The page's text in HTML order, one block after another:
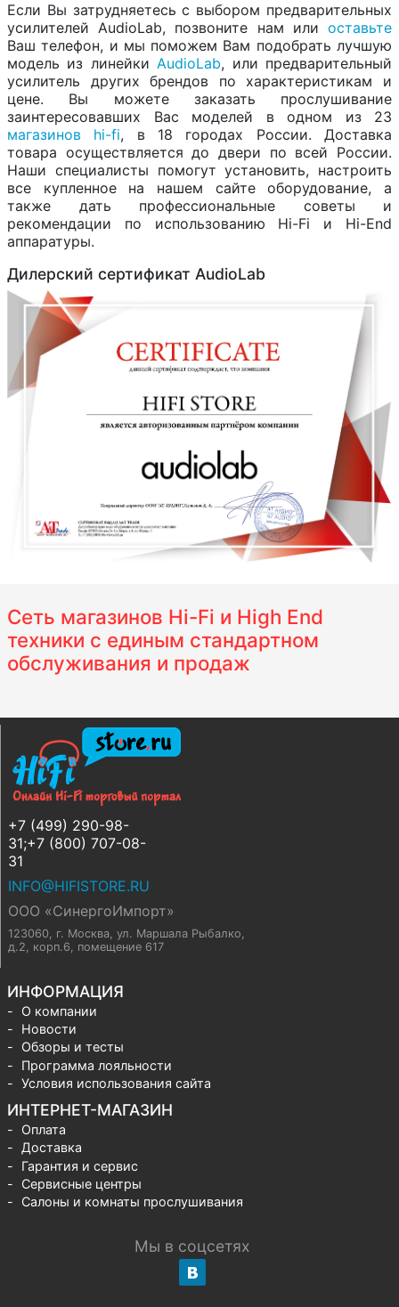
Если Вы затрудняетесь с выбором предварительных
усилителей AudioLab, позвоните нам или оставьте
Ваш телефон, и мы поможем Вам подобрать лучшую
модель из линейкиAudioLab, или предварительный
усилитель других брендов по характеристикам и
цене. Вы можете заказать прослушивание
заинтересовавших Вас моделей в одном из 23
магазинов hi-fi, в 18 городах России. Доставка
товара осуществляется до двери по всей России.
Наши специалисты помогут установить, настроить
все купленное на нашем сайте оборудование, а
также дать профессиональные советы и
рекомендации по использованию Hi-Fi и Hi-End
аппаратуры.
Дилерский сертификат AudioLab
Сеть магазинов Hi-Fi и High End
техники с единым стандартном
обслуживания и продаж
+7 (499) 290-98-
31;+7 (800) 707-08-
31
INFO@HIFISTORE.RU
ООО «СинергоИмпорт»
123060, г. Москва ул. Маршала Рыбалко,
д.2, корп.6, помещение 617
ИНФОРМАЦИЯ
О компании
Новости
Обзоры и тесты
Программа лояльности
Условия использования сайта
ИНТЕРНЕТ-МАГАЗИН
Оплата
Доставка
Гарантия и сервис
Сервисные центры
Салоны и комнаты прослушивания
Мы в соцсетях